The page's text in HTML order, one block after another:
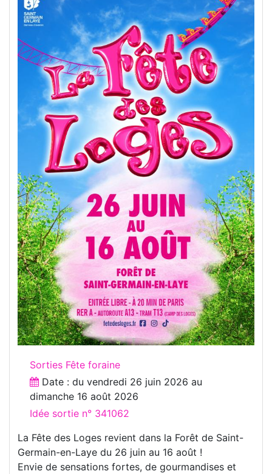
Sorties Fête foraine
Date : du vendredi 26 juin 2026 au
dimanche 16 août 2026
Idée sortie n° 341062
La Fête des Loges revient dans la Forêt de Saint-
Germain-en-Laye du 26 juin au 16 août !
Envie de sensations fortes, de gourmandises et